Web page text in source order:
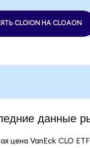
CLOION НА CLOAON
цена VanEck CLO